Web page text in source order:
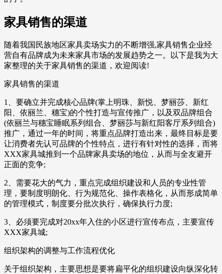
家具销售的渠道
随着我国民族地区家具卖场实力的不断增强,家具销售企业经
营自有品牌成为未来家具市场的发展趋势之一。以下是我为大
家整理的关于家具销售的渠道，欢迎阅读!
家具销售的渠道
1、要确立并完成核心品牌(掌上明珠、新悦、梦丽莎、新红
阳、依丽兰、穗宝)的个性打造与宣传推广，以及双品牌组合
(依丽兰与穗宝睡眠系列组合、梦丽莎与新红阳客厅系列组合)
推广，通过一年的时间，将重点品牌打造出来，最终目标是要
让消费者先认可品牌的个性特点，进行有针对性的选择，而将
XXX家具城推到一个品牌家具卖场的地位，从而与全友避开
正面的竞争;
2、需要花大的气力，重点完成组织建设和人员的专业性管
理，要制度明朗化、行为规范化、操作表格化，从而形成简单
的管理模式，制度要分批次执行，确保执行力度;
3、必须要完成对20xx年入住的小区进行宣传布点，主要宣传
XXX家具城;
组织架构的调整与工作流程优化
关于组织架构，主要思想是要将扁平化的组织建设向纵深化转